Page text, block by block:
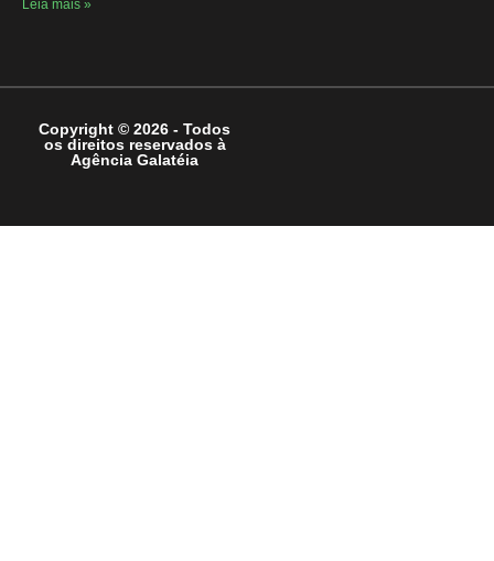
Leia mais »
Copyright © 2026 - Todos
os direitos reservados à
Agência Galatéia